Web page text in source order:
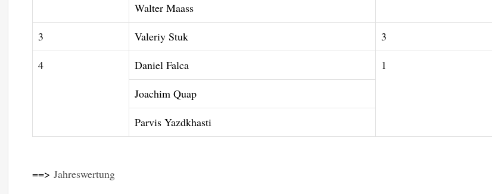
Walter Maass
3
Valeriy Stuk
3
4
Daniel Falca
1
Joachim Quap
Parvis Yazdkhasti
==>Jahreswertung